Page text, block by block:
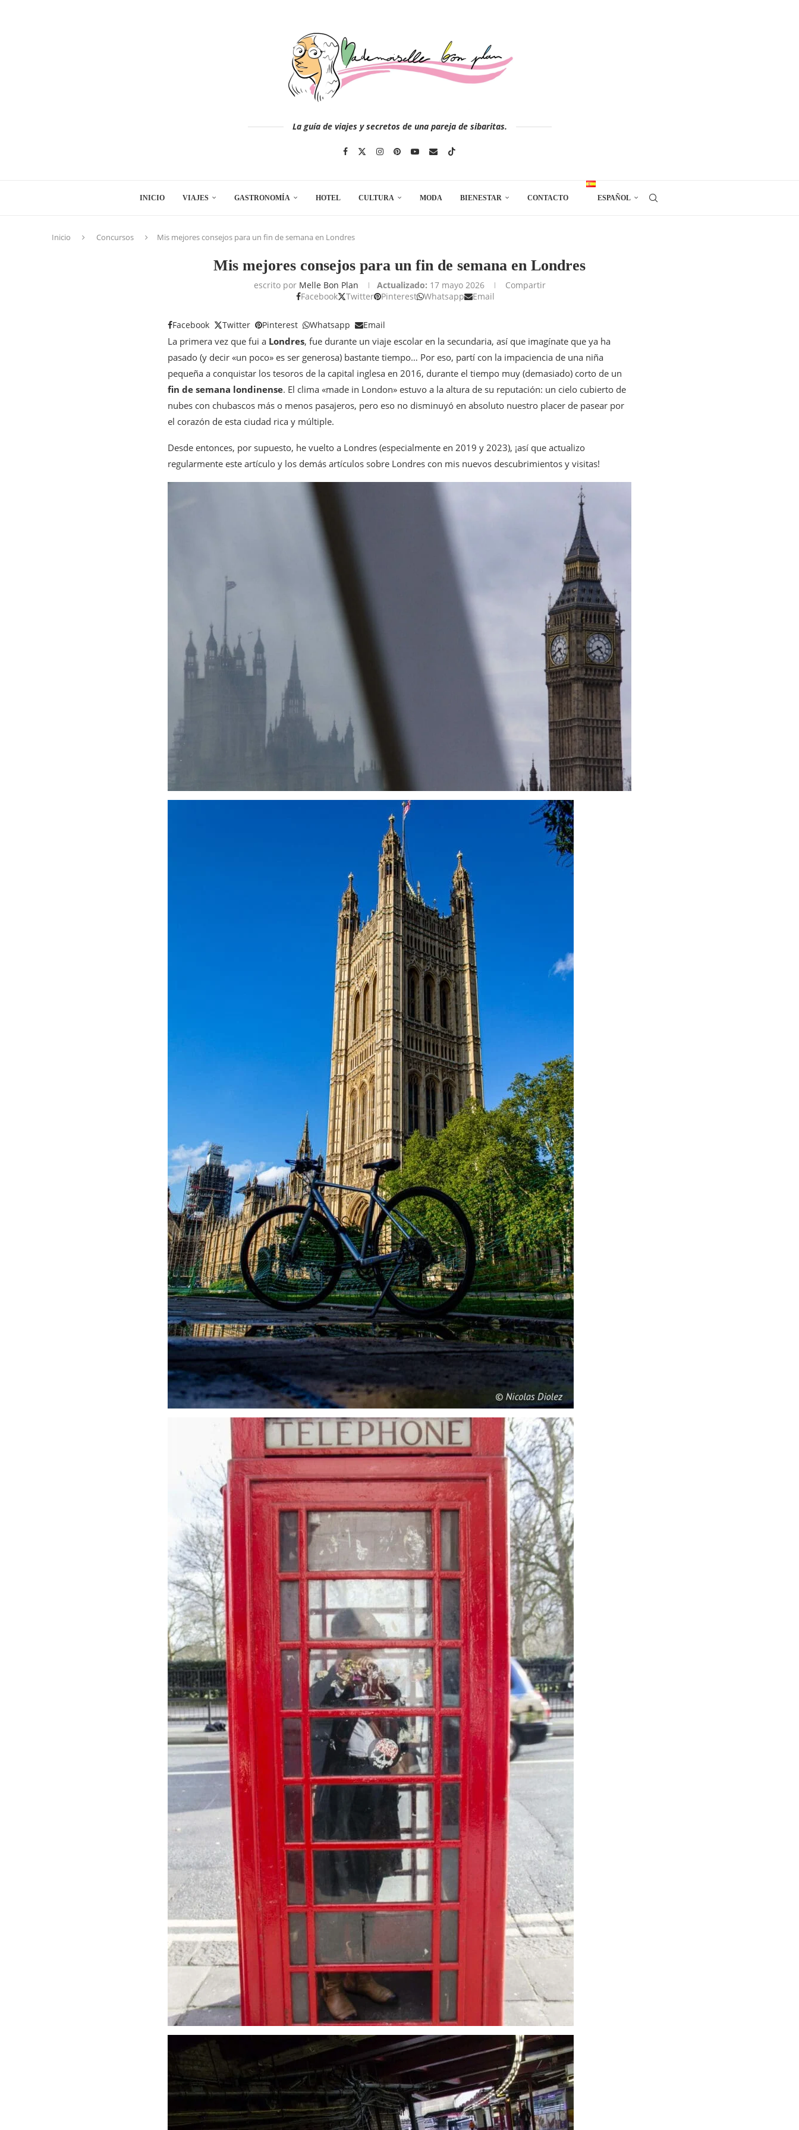
La guía de viajes y secretos de una pareja de sibaritas.
INICIO VIAJES GASTRONOMÍA HOTEL CULTURA MODA BIENESTAR CONTACTO ESPAÑOL
Inicio Concursos Mis mejores consejos para un fin de semana en Londres
Mis mejores consejos para un fin de semana en Londres
escrito por Melle Bon Plan Actualizado: 17 mayo 2026
Compartir
Facebook
Twitter Pinterest Whatsapp Email
Facebook Twitter Pinterest Whatsapp Email
La primera vez que fui a Londres, fue durante un viaje escolar en la secundaria, así que imagínate que ya ha
pasado (y decir «un poco» es ser generosa) bastante tiempo… Por eso, partí con la impaciencia de una niña
pequeña a conquistar los tesoros de la capital inglesa en 2016, durante el tiempo muy (demasiado) corto de un
fin de semana londinense. El clima «made in London» estuvo a la altura de su reputación: un cielo cubierto de
nubes con chubascos más o menos pasajeros, pero eso no disminuyó en absoluto nuestro placer de pasear por
el corazón de esta ciudad rica y múltiple.
Desde entonces, por supuesto, he vuelto a Londres (especialmente en 2019 y 2023), ¡así que actualizo
regularmente este artículo y los demás artículos sobre Londres con mis nuevos descubrimientos y visitas!